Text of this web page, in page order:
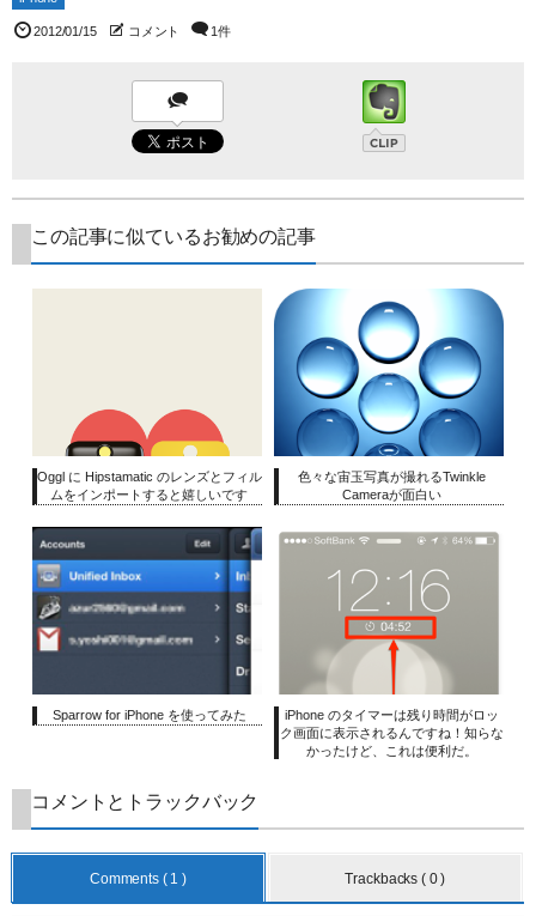
2012/01/15 コメント 1件
この記事に似ているお勧めの記事
Oggl に Hipstamatic のレンズとフィル
ムをインポートすると嬉しいです
色々な宙玉写真が撮れるTwinkle
Cameraが面白い
Sparrow for iPhone を使ってみた
iPhone のタイマーは残り時間がロッ
ク画面に表示されるんですね！知らな
かったけど、これは便利だ。
コメントとトラックバック
Comments ( 1 ) Trackbacks ( 0 )